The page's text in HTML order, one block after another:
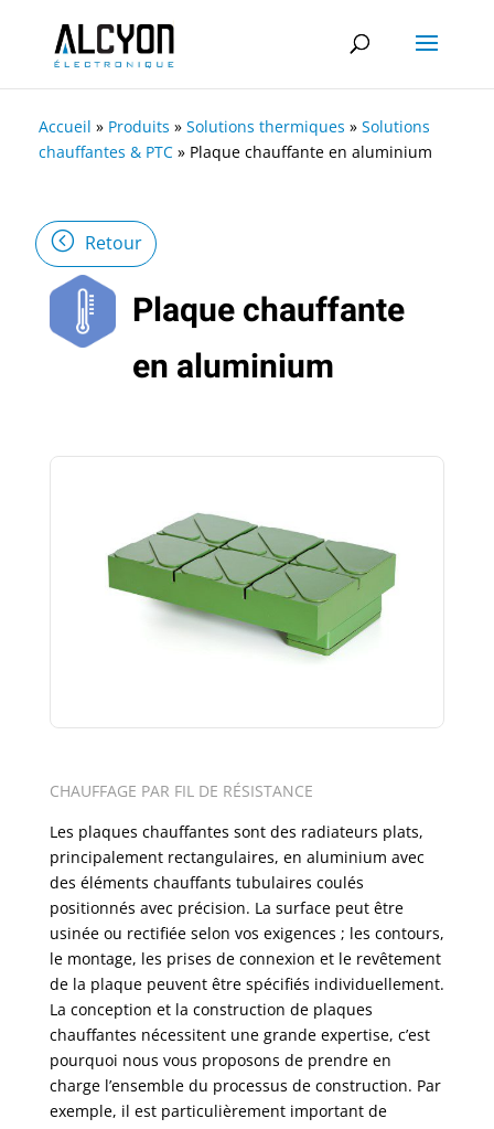
Accueil » Produits » Solutions thermiques » Solutions
chauffantes & PTC » Plaque chauffante en aluminium
Retour
Plaque chauffante
en aluminium
CHAUFFAGE PAR FIL DE RÉSISTANCE
Les plaques chauffantes sont des radiateurs plats,
principalement rectangulaires, en aluminium avec
des éléments chauffants tubulaires coulés
positionnés avec précision. La surface peut être
usinée ou rectifiée selon vos exigences ; les contours,
le montage, les prises de connexion et le revêtement
de la plaque peuvent être spécifiés individuellement.
La conception et la construction de plaques
chauffantes nécessitent une grande expertise, c’est
pourquoi nous vous proposons de prendre en
charge l’ensemble du processus de construction. Par
exemple, il est particulièrement important de